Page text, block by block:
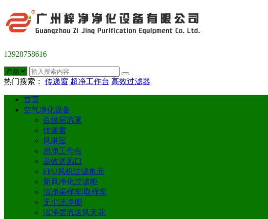
13928758616
热门搜索： 传递窗 超净工作台 高效过滤器
首页
空气净化设备
百级层流罩
传递窗
风淋室
超净工作台
高效送风口
FFU风机过滤单元
新风净化过滤柜
洁净采样车|取样车
无尘洁净棚
洁净层流送风天花